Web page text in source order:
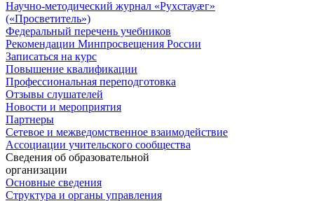
Научно-методический журнал «Рухстауæг»
(«Просветитель»)
Федеральный перечень учебников
Рекомендации Минпросвещения России
Записаться на курс
Повышение квалификации
Профессиональная переподготовка
Отзывы слушателей
Новости и мероприятия
Партнеры
Сетевое и межведомственное взаимодействие
Ассоциации учительского сообщества
Сведения об образовательной
организации
Основные сведения
Структура и органы управления